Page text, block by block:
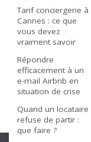
Tarif conciergerie à
Cannes : ce que
vous devez
vraiment savoir
Répondre
efficacement à un
e-mail Airbnb en
situation de crise
Quand un locataire
refuse de partir :
que faire ?